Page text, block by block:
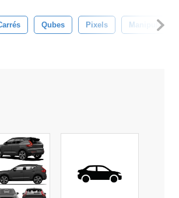
Qubes Pixels Manipulation